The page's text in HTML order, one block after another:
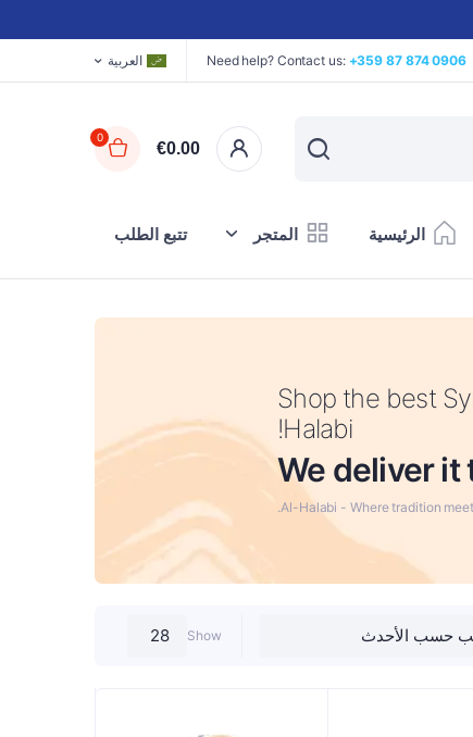
Need help? Contact us: +359 87 874 0906 العربية
€0.00
0
الرئيسية المتجر تتبع الطلب
Shop the best
Halabi!
We deliver it
Al-Halabi - Where tradition
Show